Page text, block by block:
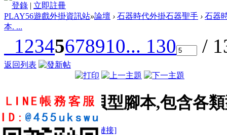
登錄 | 立即註冊
PLAY56遊戲外掛資訊站»論壇 › 石器時代外掛石器聖手 › 石器
本. ...
12345678910... 130 /
返回列表
樓主:舞林小帥哥阿貝型腳本,包含各
[複製鏈接]